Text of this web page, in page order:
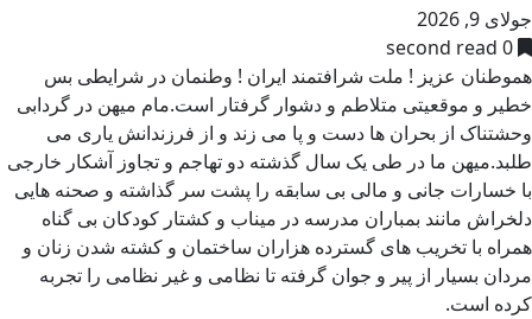
جولای 9, 2026
0 second read
هموطنان عزیز ! ملت شرافتمند ایران ! وطنمان در شرایطی بس
خطیر و موقعیتی متلاطم و دشوار گرفتار است.مام میهن در گردابی
وحشتناک از بحران ها دست و پا می زند و از فرزندانش یاری می
طلبد.میهن ما در طی یک سال گذشته دو تهاجم و تجاوز آشکار خارجی
با خسارات جانی و مالی بی سابقه را پشت سر گذاشته و صحنه هایی
دلخراش مانند بمباران مدرسه در میناب و کشتار کودکان بی گناه
همراه با تخریب های گسترده هزاران ساختمان و کشته شدن زنان و
مردان بسیار از پیر و جوان گرفته تا نظامی و غیر نظامی را تجربه
کرده است.